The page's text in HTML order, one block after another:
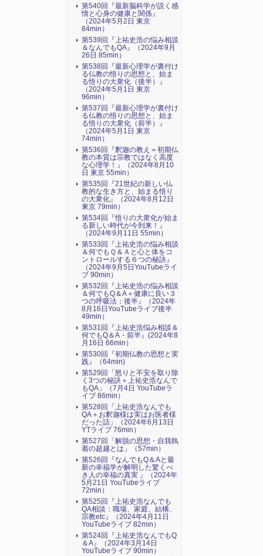
第540回『最新脳科学が説く感
情と心身の健康と関係』
（2024年5月2日 東京
84min）
第539回『上祐史浩の悩み相談
＆なんでもQA』（2024年9月
26日 85min）
第538回『最新心理学が裏付け
る仏教の悟りの思想と、始ま
る悟りの大衆化（後半）』
（2024年5月1日 東京
96min）
第537回『最新心理学が裏付け
る仏教の悟りの思想と、始ま
る悟りの大衆化（前半）』
（2024年5月1日 東京
74min）
第536回『釈迦の教え＝初期仏
教の本質は宗教ではなく高度
な心理学！』（2024年8月10
日 東京 55min）
第535回『21世紀の新しい仏
教的な生き方と、始まる悟り
の大衆化』（2024年8月12日
東京 79min）
第534回『悟りの大衆化が始ま
る新しい時代が今到来！』
（2024年9月11日 55min）
第533回『上祐史浩の悩み相談
＆何でもＱ＆Ａと心と体をコ
ントロールする６つの秘訣』
（2024年9月5日YouTubeライ
ブ 90min）
第532回『上祐史浩の悩み相談
＆何でもQ＆A＋健康に良い３
つの呼吸法：後半』（2024年
8月16日YouTubeライブ後半
49min）
第531回『上祐史浩悩み相談＆
何でもQ＆A・前半』(2024年8
月16日 66min）
第530回『初期仏教の思想と実
践』（64min)
第529回「怒りと不安を取り除
く3つの秘訣＋上祐史浩なんで
もQA」（7月4日 YouTubeラ
イブ 86min）
第528回「上祐史浩なんでも
QA＋お釈迦様は実はお医者様
だった話」（2024年6月13日
YTライブ 76min）
第527回「解脱の思想・自我執
着の超越とは」（57min）
第526回『なんでもQ＆Aと最
新の幸福学が解明した驚くべ
き人の幸福の真実 』（2024年
5月21日 YouTubeライブ
72min）
第525回『上祐史浩なんでも
QA相談：職場、家庭、結構、
宗教etc』（2024年4月11日
YouTubeライブ 82min）
第524回『上祐史浩なんでもQ
＆A』（2024年3月14日
YouTubeライブ 90min）